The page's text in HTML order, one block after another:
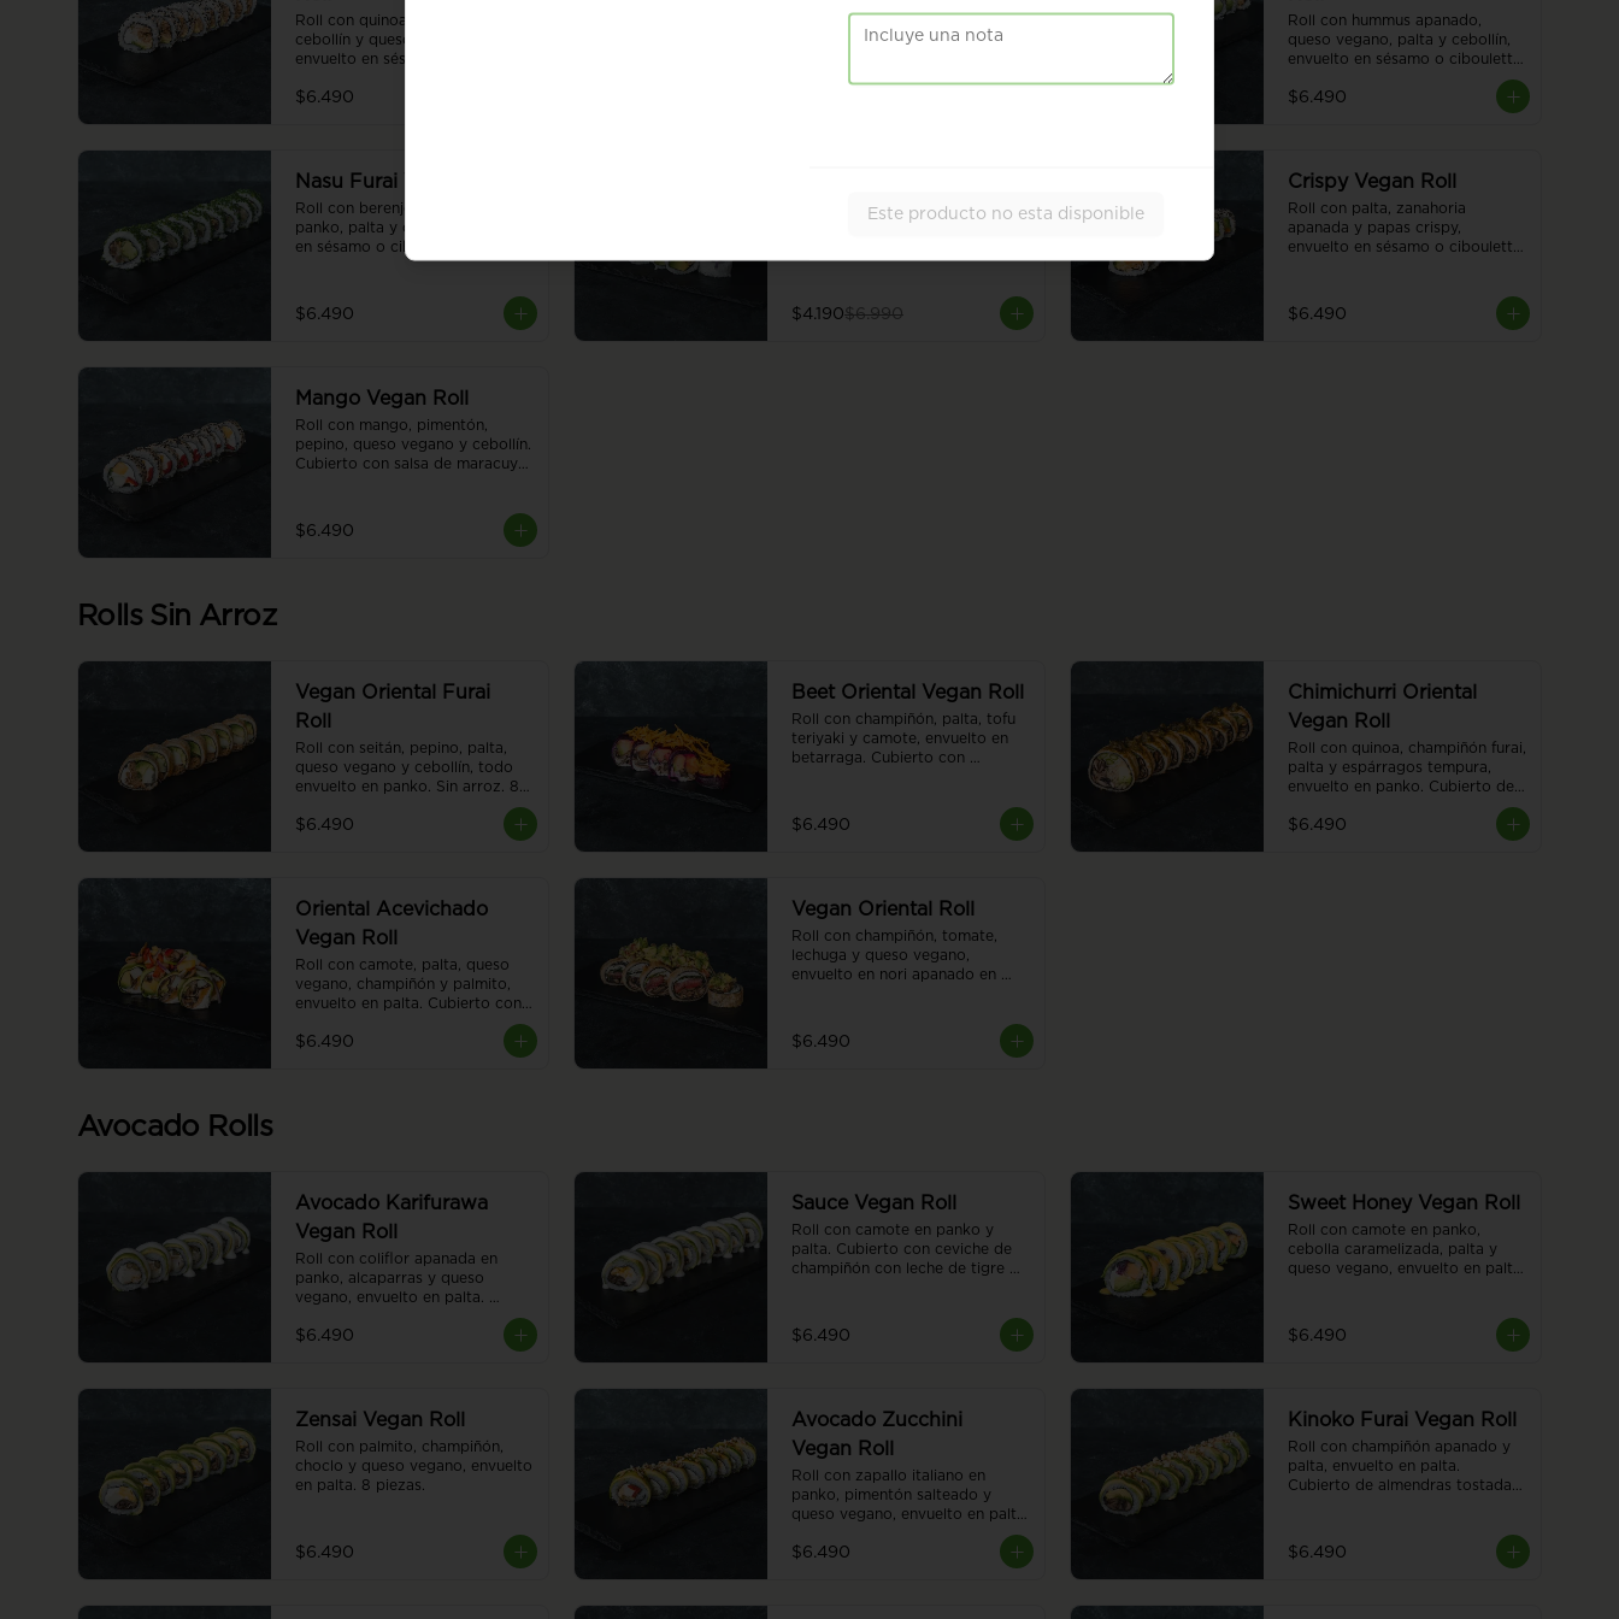
Roll con quinoa, seitán, palta,
cebollín y queso vegano
envuelto en sésamo o ciboulette.
$6.490
Roll con champiñón, almendra,
hummus y poroto rojo, envuelto
Roll con hummus apanado,
queso vegano, palta y cebollín,
envuelto en sésamo o ciboulette
$6.490
Nasu Furai Vegan Roll
Roll con berenjena apanada en
panko, palta y cebollín, envuelto
en sésamo o ciboulette. 8
$6.490
Roll con camote en panko y
palta. Cubierto con ceviche de
vegana. 8 piezas.
$4.190$6.990
Crispy Vegan Roll
Roll con palta, zanahoria
apanada y papas crispy,
envuelto en sésamo o ciboulette
$6.490
Mango Vegan Roll
Roll con mango, pimentón,
pepino, queso vegano y cebollín.
Cubierto con salsa de maracuyá
$6.490
Rolls Sin Arroz
Vegan Oriental Furai
Roll
Roll con seitán, pepino, palta,
queso vegano y cebollín, todo
envuelto en panko. Sin arroz. 8
$6.490
Beet Oriental Vegan Roll
Roll con champiñón, palta, tofu
teriyaki y camote, envuelto en
betarraga. Cubierto con
$6.490
Chimichurri Oriental
Vegan Roll
Roll con quinoa, champiñón furai,
palta y espárragos tempura,
envuelto en panko. Cubierto de
piezas.
$6.490
Oriental Acevichado
Vegan Roll
Roll con camote, palta, queso
vegano, champiñón y palmito,
envuelto en palta. Cubierto con
piezas.
$6.490
Vegan Oriental Roll
Roll con champiñón, tomate,
lechuga y queso vegano,
envuelto en nori apanado en
$6.490
Avocado Rolls
Avocado Karifurawa
Vegan Roll
Roll con coliflor apanada en
panko, alcaparras y queso
vegano, envuelto en palta.
Cubierto con salsa acevichada
vegana. 8 piezas.
$6.490
Sauce Vegan Roll
Roll con camote en panko y
palta. Cubierto con ceviche de
champiñón con leche de tigre
$6.490
Sweet Honey Vegan Roll
Roll con camote en panko,
cebolla caramelizada, palta y
queso vegano, envuelto en palta.
$6.490
Zensai Vegan Roll
Roll con palmito, champiñón,
choclo y queso vegano, envuelto
en palta. 8 piezas.
$6.490
Avocado Zucchini
Vegan Roll
Roll con zapallo italiano en
panko, pimentón salteado y
queso vegano, envuelto en palta.
tostadas y salsa teriyaki. 8
$6.490
Kinoko Furai Vegan Roll
Roll con champiñón apanado y
palta, envuelto en palta.
Cubierto de almendras tostadas.
$6.490
Este producto no esta disponible